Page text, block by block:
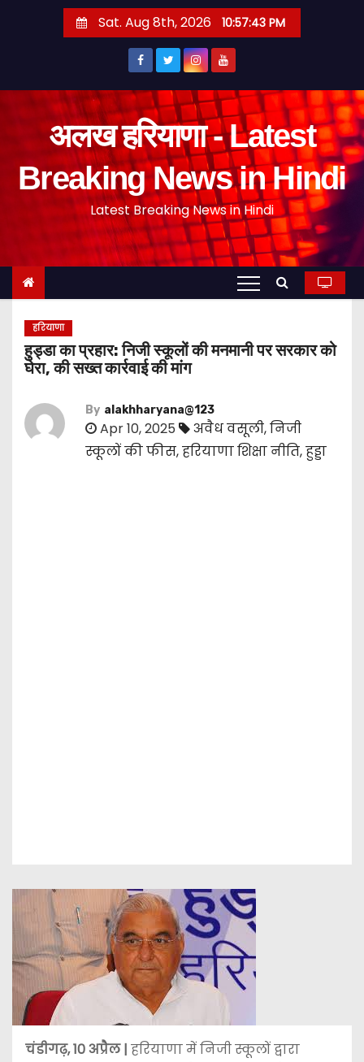
Sat. Aug 8th, 2026 10:57:44 PM
अलख हरियाणा - Latest
Breaking News in Hindi
Latest Breaking News in Hindi
हरियाणा
हुड्डा का प्रहार: निजी स्कूलों की मनमानी पर सरकार को
घेरा, की सख्त कार्रवाई की मांग
By alakhharyana@123
Apr 10, 2025 अवैध वसूली,निजी
स्कूलों की फीस,हरियाणा शिक्षा नीति,हुड्डा
चंडीगढ़, 10 अप्रैल | हरियाणा में निजी स्कूलों द्वारा